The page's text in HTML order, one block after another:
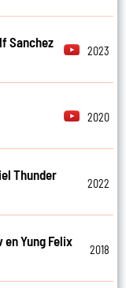
Sanchez
2023
2020
Thunder
2022
Yung Felix
2018